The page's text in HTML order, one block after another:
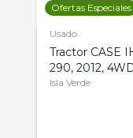
Ofertas Especiales
Usado
Tractor CASE
290, 2012,
Isla Verde